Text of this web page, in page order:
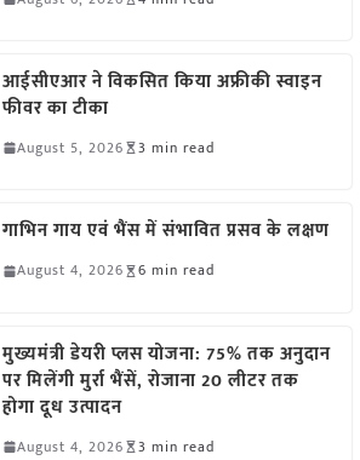
आईसीएआर ने विकसित किया अफ्रीकी स्वाइन
फीवर का टीका
August 5, 2026 3 min read
गाभिन गाय एवं भैंस में संभावित प्रसव के लक्षण
August 4, 2026 6 min read
मुख्यमंत्री डेयरी प्लस योजना: 75% तक अनुदान
पर मिलेंगी मुर्रा भैंसें, रोजाना 20 लीटर तक
होगा दूध उत्पादन
August 4, 2026 3 min read